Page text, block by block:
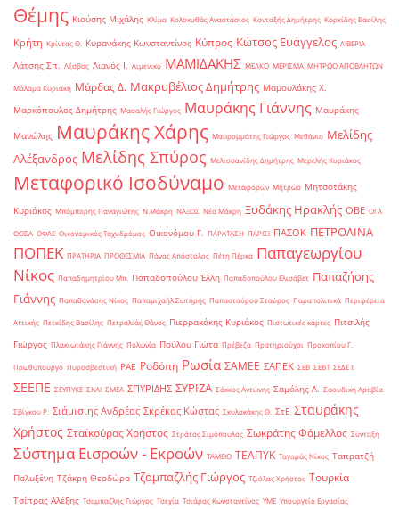
Θέμης Κιούσης Μιχάλης Κλίμα Κολοκυθάς Αναστάσιος Κονταξής Δημήτρης Κορκίδης Βασίλης
Κρήτη Κρίντας Θ. Κυρανάκης Κωνσταντίνος Κύπρος Κώτσος Ευάγγελος ΛΙΒΕΡΙΑ
Λάτσης Σπ. Λέσβος Λιανός Ι. Λιμενικό ΜΑΜΙΔΑΚΗΣ ΜΕΛΚΟ ΜΕΡΙΣΜΑ ΜΗΤΡΩΟ ΑΠΟΒΛΗΤΩΝ
Μάλαμα Κυριακή Μάρδας Δ. Μακρυβέλιος Δημήτρης Μαμουλάκης Χ.
Μαρκόπουλος Δημήτρης Μασαλής Γιώργος Μαυράκης Γιάννης Μαυράκης
Μανώλης Μαυράκης Χάρης Μαυρομμάτης Γιώργος Μεθάνιο Μελίδης
Αλέξανδρος Μελίδης Σπύρος Μελισσανίδης Δημήτρης Μερελής Κυριάκος
Μεταφορικό Ισοδύναμο Μεταφορών Μητρώο Μητσοτάκης
Κυριάκος Μπόμπορης Παναγιώτης Ν.Μάκρη ΝΑΞΟΣ Νέα Μάκρη Ξυδάκης Ηρακλής ΟΒΕ ΟΓΑ
ΟΟΣΑ ΟΦΑΕ Οικονομικός Ταχυδρόμος Οικονόμου Γ. ΠΑΡΑΤΑΣΗ ΠΑΡΙΣΙ ΠΑΣΟΚ ΠΕΤΡΟΛΙΝΑ
ΠΟΠΕΚ ΠΡΑΤΗΡΙΑ ΠΡΟΘΕΣΜΙΑ Πάνας Απόστολος Πέτη Πέρκα Παπαγεωργίου
Νίκος Παπαδημητρίου Μπ. Παπαδοπούλου Έλλη Παπαδοπούλου Ελισάβετ Παπαζήσης
Γιάννης Παπαθανάσης Νίκος Παπαμιχαήλ Σωτήρης Παπασταύρου Σταύρος Παραπολιτικά Περιφέρεια
Αττικής Πετκίδης Βασίλης Πετραλιάς Θάνος Πιερρακάκης Κυριάκος Πιστωτικές κάρτες Πιτσιλής
Γιώργος Πλακιωτάκης Γιάννης Πολωνία Πούλου Γιώτα Πρέβεζα Πρατηριούχοι Προκοπίου Γ.
Πρωθυπουργό Πυροσβεστική ΡΑΕ Ροδόπη Ρωσία ΣΑΜΕΕ ΣΑΠΕΚ ΣΕΒ ΣΕΒΤ ΣΕΔΕ ΙΙ
ΣΕΕΠΕ ΣΕΥΠΥΚΕ ΣΚΑΙ ΣΜΕΑ ΣΠΥΡΙΔΗΣ ΣΥΡΙΖΑ Σάκκος Αντώνης Σαμόλης Λ. Σαουδική Αραβία
Σβίγκου Ρ. Σιάμισιης Ανδρέας Σκρέκας Κώστας Σκυλακάκης Θ. ΣτΕ Σταυράκης
Χρήστος Σταϊκούρας Χρήστος Στράτος Σιμόπουλος Σωκράτης Φάμελλος Σύνταξη
Σύστημα Εισροών - Εκροών ΤΑΜΕΙΟ ΤΕΑΠΥΚ Ταγαράς Νίκος Ταπρατζή
Πολυξένη Τζάκρη Θεοδώρα Τζαμπαζλής Γιώργος Τζιόλας Χρήστος Τουρκία
Τσίπρας Αλέξης Τσαμπαζλής Γιώργος Τσεχία Τσιάρας Κωνσταντίνος ΥΜΕ Υπουργείο Εργασίας